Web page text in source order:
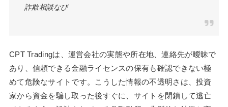
詐欺相談なび
CPT Tradingは、運営会社の実態や所在地、連絡先が曖昧で
あり、信頼できる金融ライセンスの保有も確認できない極
めて危険なサイトです。こうした情報の不透明さは、投資
家から資金を騙し取った後すぐに、サイトを閉鎖して逃亡